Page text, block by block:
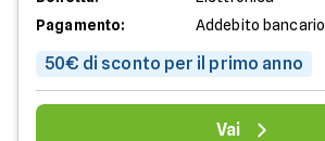
Pagamento:
Addebito bancario
50€ di sconto per il primo anno
Vai